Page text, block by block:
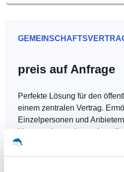
preis auf Anfrage
Perfekte Lösung für den
einem zentralen Vertrag.
Einzelpersonen und
Hotspots kostenlos zu